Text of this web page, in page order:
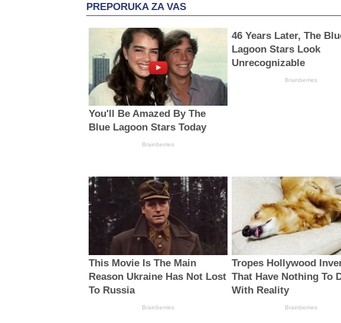
PREPORUKA ZA VAS
You'll Be Amazed By The
Blue Lagoon Stars Today
Brainberries
46 Years Later, The
Lagoon Stars Look
Unrecognizable
Brainberries
This Movie Is The Main
Reason Ukraine Has Not Lost
To Russia
Brainberries
Tropes Hollywood
That Have Nothing To
With Reality
Brainberries